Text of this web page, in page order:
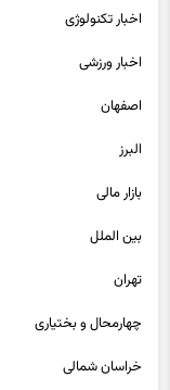
اخبار تکنولوژی
اخبار ورزشی
اصفهان
البرز
بازار مالی
بین الملل
تهران
چهارمحال و بختیاری
خراسان شمالی